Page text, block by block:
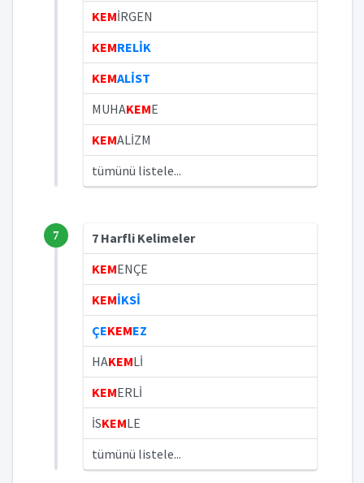
KEMİRGEN
KEMRELİK
KEMALİST
MUHAKEME
KEMALİZM
tümünü listele...
7
7 Harfli Kelimeler
KEMENÇE
KEMİKSİ
ÇEKEMEZ
HAKEMLİ
KEMERLİ
İSKEMLE
tümünü listele...